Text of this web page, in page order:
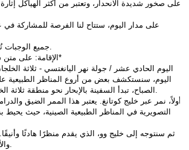
جميع الوجبات تُقدم على متن السفينة.
الإقامة: على متن سفينة نهر اليانغتسي 4*
اليوم الحادي عشر / جولة نهر اليانغتسي - ثلاثة
الصباح، تبدأ السفينة بالإبحار نحو منطقة ثلاثة الخلجان، المعروفة عالميًا.
والأنهر المعقدة جوًا عجيبًا.